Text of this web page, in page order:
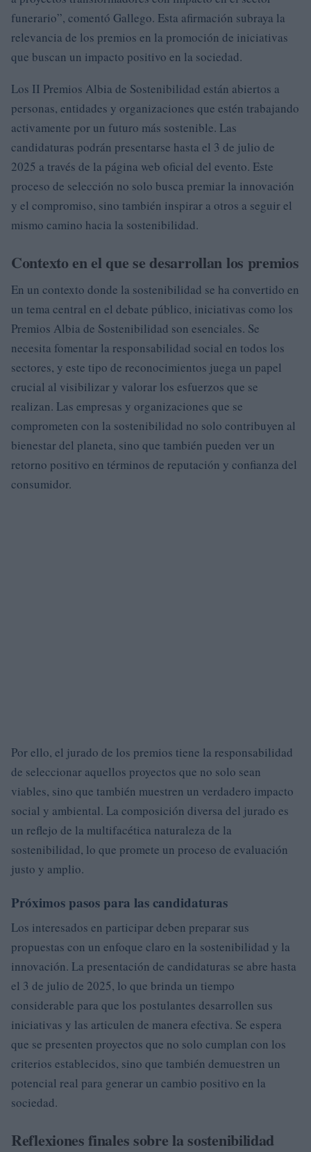
funerario”, comentó Gallego. Esta afirmación subraya la
relevancia de los premios en la promoción de iniciativas
que buscan un impacto positivo en la sociedad.
Los II Premios Albia de Sostenibilidad están abiertos a
personas, entidades y organizaciones que estén trabajando
activamente por un futuro más sostenible. Las
candidaturas podrán presentarse hasta el 3 de julio de
2025 a través de la página web oficial del evento. Este
proceso de selección no solo busca premiar la innovación
y el compromiso, sino también inspirar a otros a seguir el
mismo camino hacia la sostenibilidad.
Contexto en el que se desarrollan los premios
En un contexto donde la sostenibilidad se ha convertido en
un tema central en el debate público, iniciativas como los
Premios Albia de Sostenibilidad son esenciales. Se
necesita fomentar la responsabilidad social en todos los
sectores, y este tipo de reconocimientos juega un papel
crucial al visibilizar y valorar los esfuerzos que se
realizan. Las empresas y organizaciones que se
comprometen con la sostenibilidad no solo contribuyen al
bienestar del planeta, sino que también pueden ver un
retorno positivo en términos de reputación y confianza del
consumidor.
Por ello, el jurado de los premios tiene la responsabilidad
de seleccionar aquellos proyectos que no solo sean
viables, sino que también muestren un verdadero impacto
social y ambiental. La composición diversa del jurado es
un reflejo de la multifacética naturaleza de la
sostenibilidad, lo que promete un proceso de evaluación
justo y amplio.
Próximos pasos para las candidaturas
Los interesados en participar deben preparar sus
propuestas con un enfoque claro en la sostenibilidad y la
innovación. La presentación de candidaturas se abre hasta
el 3 de julio de 2025, lo que brinda un tiempo
considerable para que los postulantes desarrollen sus
iniciativas y las articulen de manera efectiva. Se espera
que se presenten proyectos que no solo cumplan con los
criterios establecidos, sino que también demuestren un
potencial real para generar un cambio positivo en la
sociedad.
Reflexiones finales sobre la sostenibilidad